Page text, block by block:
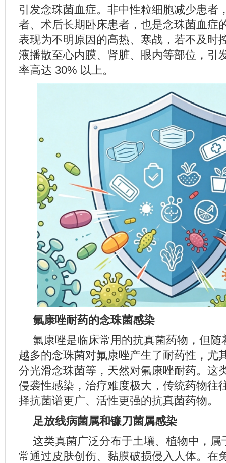
引发念珠菌血症。非中性粒细胞减少患者
者、术后长期卧床患者，也是念珠菌血症
表现为不明原因的高热、寒战，若不及时
液播散至心内膜、肾脏、眼内等部位，引
率高达 30% 以上。
氟康唑耐药的念珠菌感染
氟康唑是临床常用的抗真菌药物，但随
越多的念珠菌对氟康唑产生了耐药性，尤
分光滑念珠菌等，天然对氟康唑耐药。这
侵袭性感染，治疗难度极大，传统药物往
择抗菌谱更广、活性更强的抗真菌药物。
足放线病菌属和镰刀菌属感染
这类真菌广泛分布于土壤、植物中，属
常通过皮肤创伤、黏膜破损侵入人体。在